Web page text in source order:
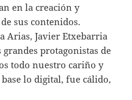
en la creación y
sus contenidos.
Arias, Javier Etxebarria
protagonistas de
todo nuestro cariño y
lo digital, fue cálido,